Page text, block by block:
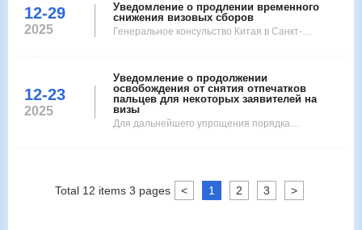
06.04 1 Мая 01.05 05.05 День Победы 1
12-29
2025
Уведомление о продлении временного
снижения визовых сборов
Генеральное консульство Китая в Санкт-
тарифы указаны ниже: Страна Стоим
12-23
2025
Уведомление о продолжении
освобождения от снятия отпечатков
пальцев для некоторых заявителей на
визы
Для дальнейшего упрощения порядка
Total 12 items 3 pages < 1 2 3 >